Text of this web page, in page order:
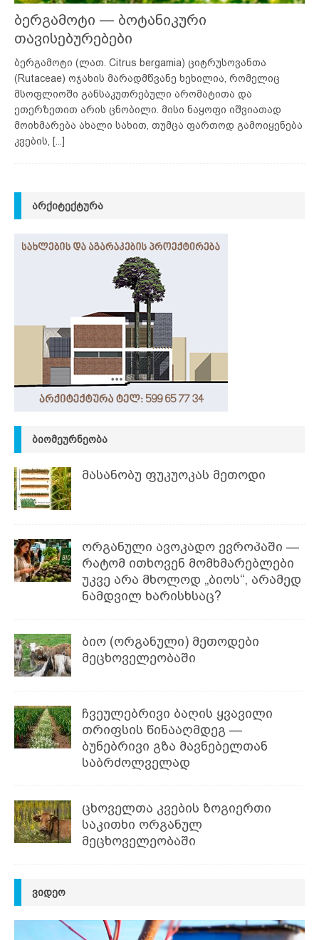
ბერგამოტი — ბოტანიკური
თავისებურებები
ბერგამოტი (ლათ. Citrus bergamia) ციტრუსოვანთა
(Rutaceae) ოჯახის მარადმწვანე ხეხილია, რომელიც
მსოფლიოში განსაკუთრებული არომატითა და
ეთერზეთით არის ცნობილი. მისი ნაყოფი იშვიათად
მოიხმარება ახალი სახით, თუმცა ფართოდ გამოიყენება
კვების,
[...]
ᲐᲠᲥᲘᲢᲔᲥᲢᲣᲠᲐ
ᲑᲘᲝᲛᲔᲣᲠᲜᲔᲝᲑᲐ
მასანობუ ფუკუოკას მეთოდი
ორგანული ავოკადო ევროპაში —
რატომ ითხოვენ მომხმარებლები
უკვე არა მხოლოდ „ბიოს“, არამედ
ნამდვილ ხარისხსაც?
ბიო (ორგანული) მეთოდები
მეცხოველეობაში
ჩვეულებრივი ბაღის ყვავილი
თრიფსის წინააღმდეგ —
ბუნებრივი გზა მავნებელთან
საბრძოლველად
ცხოველთა კვების ზოგიერთი
საკითხი ორგანულ
მეცხოველეობაში
ᲕᲘᲓᲔᲝ